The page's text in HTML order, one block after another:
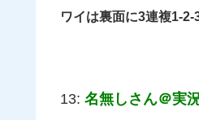
ワイは裏面に3連複1-
13: 名無しさん＠実